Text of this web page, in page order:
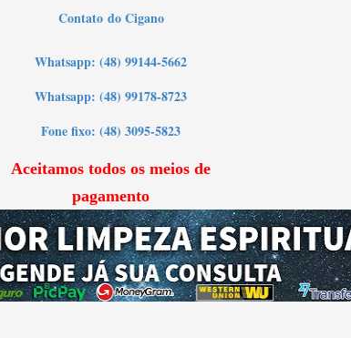
Contatodo Cigano
Whatsapp: (48) 99144-5662
Whatsapp: (48) 99178-8723
Fone fixo: (48) 3095-5823
Aceitamos todos os meios de
pagamento